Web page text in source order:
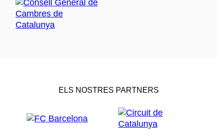
ELS NOSTRES PARTNERS